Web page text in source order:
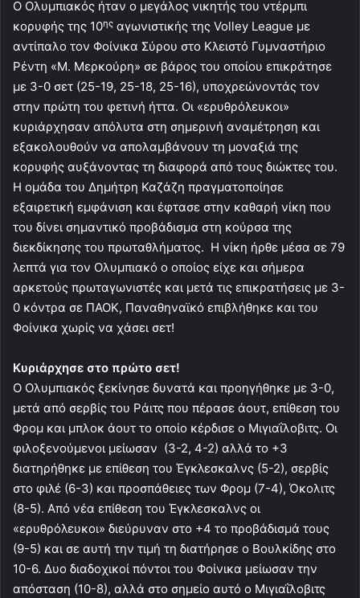
Ο Ολυμπιακός ήταν ο μεγάλος νικητής του ντέρμπι
κορυφής της 10ης αγωνιστικής της Volley League με
αντίπαλο τον Φοίνικα Σύρου στο Κλειστό Γυμναστήριο
Ρέντη «Μ. Μερκούρη» σε βάρος του οποίου επικράτησε
με 3-0 σετ (25-19, 25-18, 25-16), υποχρεώνοντάς τον
στην πρώτη του φετινή ήττα. Οι «ερυθρόλευκοι»
κυριάρχησαν απόλυτα στη σημερινή αναμέτρηση και
εξακολουθούν να απολαμβάνουν τη μοναξιά της
κορυφής αυξάνοντας τη διαφορά από τους διώκτες του.
Η ομάδα του Δημήτρη Καζάζη πραγματοποίησε
εξαιρετική εμφάνιση και έφτασε στην καθαρή νίκη που
του δίνει σημαντικό προβάδισμα στη κούρσα της
διεκδίκησης του πρωταθλήματος. Η νίκη ήρθε μέσα σε 79
λεπτά για τον Ολυμπιακό ο οποίος είχε και σήμερα
αρκετούς πρωταγωνιστές και μετά τις επικρατήσεις με 3-
0 κόντρα σε ΠΑΟΚ, Παναθηναϊκό επιβλήθηκε και του
Φοίνικα χωρίς να χάσει σετ!
Κυριάρχησε στο πρώτο σετ!
Ο Ολυμπιακός ξεκίνησε δυνατά και προηγήθηκε με 3-0,
μετά από σερβίς του Ράιτς που πέρασε άουτ, επίθεση του
Φρομ και μπλοκ άουτ το οποίο κέρδισε ο Μιγιαΐλοβιτς. Οι
φιλοξενούμενοι μείωσαν (3-2, 4-2) αλλά το +3
διατηρήθηκε με επίθεση του Έγκλεσκαλνς (5-2), σερβίς
στο φιλέ (6-3) και προσπάθειες των Φρομ (7-4), Όκολιτς
(8-5). Από νέα επίθεση του Έγκλεσκαλνς οι
«ερυθρόλευκοι» διεύρυναν στο +4 το προβάδισμά τους
(9-5) και σε αυτή την τιμή τη διατήρησε ο Βουλκίδης στο
10-6. Δυο διαδοχικοί πόντοι του Φοίνικα μείωσαν την
απόσταση (10-8), αλλά στο σημείο αυτό ο Μιγιαΐλοβιτς